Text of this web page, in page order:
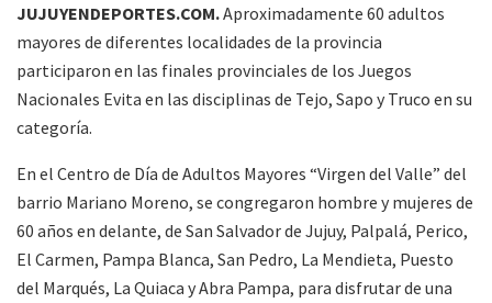
JUJUYENDEPORTES.COM.Aproximadamente 60 adultos
mayores de diferentes localidades de la provincia
participaron en las finales provinciales de los Juegos
Nacionales Evita en las disciplinas de Tejo, Sapo y Truco en su
categoría.
En el Centro de Día de Adultos Mayores “Virgen del Valle” del
barrio Mariano Moreno, se congregaron hombre y mujeres de
60 años en delante, de San Salvador de Jujuy, Palpalá, Perico,
El Carmen, Pampa Blanca, San Pedro, La Mendieta, Puesto
del Marqués, La Quiaca y Abra Pampa, para disfrutar de una